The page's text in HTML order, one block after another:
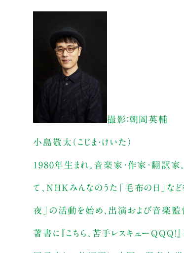
撮影：朝岡英輔
小島敬太（こじま・けいた）
1980年生まれ。音楽家・作家・翻訳家
て、NHKみんなのうた「毛布の日」な
夜」の活動を始め、出演および音楽
著書に『こちら、苦手レスキューQQQ！